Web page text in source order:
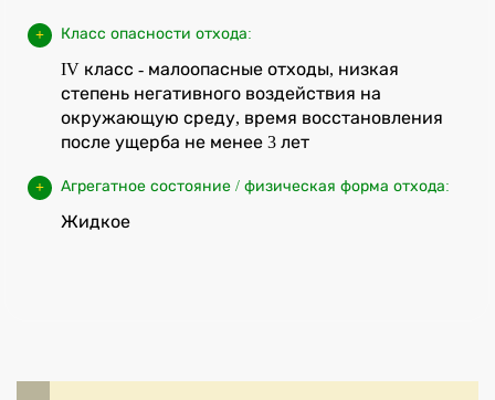
Класс опасности отхода:
IV класс - малоопасные отходы, низкая
степень негативного воздействия на
окружающую среду, время восстановления
после ущерба не менее 3 лет
Агрегатное состояние / физическая форма отхода:
Жидкое